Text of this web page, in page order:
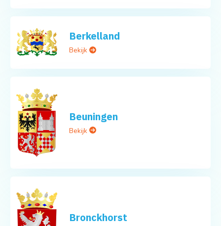
Berkelland
Bekijk
Beuningen
Bekijk
Bronckhorst